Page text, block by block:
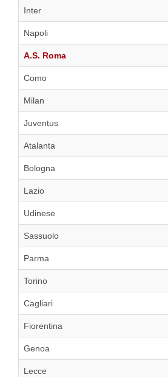
Inter
Napoli
A.S. Roma
Como
Milan
Juventus
Atalanta
Bologna
Lazio
Udinese
Sassuolo
Parma
Torino
Cagliari
Fiorentina
Genoa
Lecce